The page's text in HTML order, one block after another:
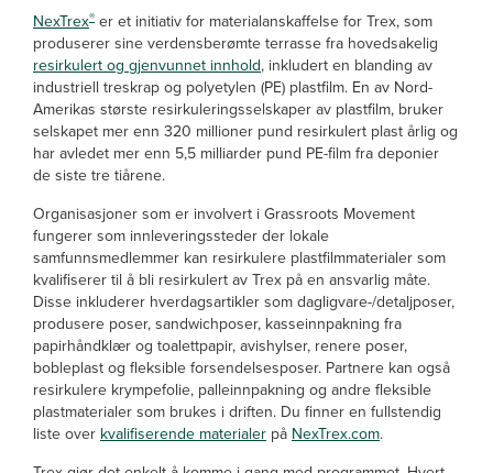
NexTrex® er et initiativ for materialanskaffelse for Trex, som
produserer sine verdensberømte terrasse fra hovedsakelig
resirkulert og gjenvunnet innhold, inkludert en blanding av
industriell treskrap og polyetylen (PE) plastfilm. En av Nord-
Amerikas største resirkuleringsselskaper av plastfilm, bruker
selskapet mer enn 320 millioner pund resirkulert plast årlig og
har avledet mer enn 5,5 milliarder pund PE-film fra deponier
de siste tre tiårene.
Organisasjoner som er involvert i Grassroots Movement
fungerer som innleveringssteder der lokale
samfunnsmedlemmer kan resirkulere plastfilmmaterialer som
kvalifiserer til å bli resirkulert av Trex på en ansvarlig måte.
Disse inkluderer hverdagsartikler som dagligvare-/detaljposer,
produsere poser, sandwichposer, kasseinnpakning fra
papirhåndklær og toalettpapir, avishylser, renere poser,
bobleplast og fleksible forsendelsesposer. Partnere kan også
resirkulere krympefolie, palleinnpakning og andre fleksible
plastmaterialer som brukes i driften. Du finner en fullstendig
liste over kvalifiserende materialer på NexTrex.com.